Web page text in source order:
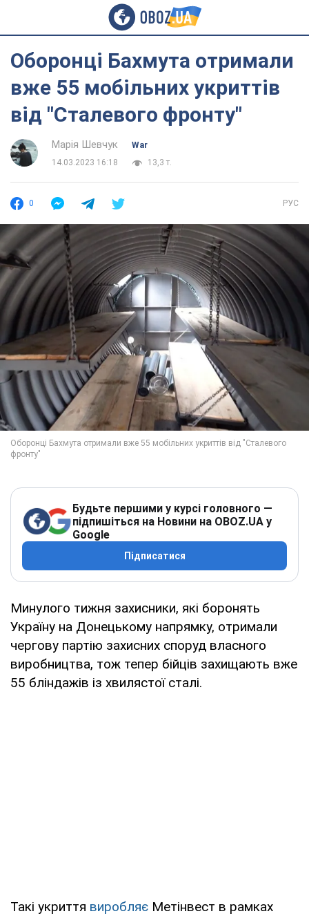
Оборонці Бахмута отримали
вже 55 мобільних укриттів
від "Сталевого фронту"
Марія Шевчук
War
14.03.2023 16:18
13,3 т.
0 РУС
Будьте першими у курсі головного —
підпишіться на Новини на OBOZ.UA у
Google
Підписатися
Минулого тижня захисники, які боронять
Україну на Донецькому напрямку, отримали
чергову партію захисних споруд власного
виробництва, тож тепер бійців захищають вже
55 бліндажів із хвилястої сталі.
Такі укриття виробляє Метінвест в рамках